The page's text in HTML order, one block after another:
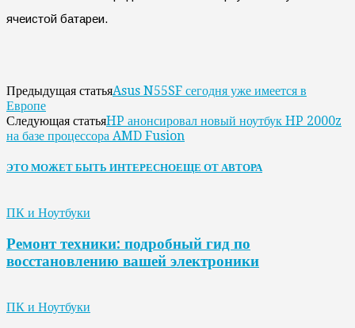
ячеистой батареи.
Предыдущая статьяAsus N55SF сегодня уже имеется в
Европе
Следующая статьяHP анонсировал новый ноутбук HP 2000z
на базе процессора AMD Fusion
ЭТО МОЖЕТ БЫТЬ ИНТЕРЕСНОЕЩЕ ОТ АВТОРА
ПК и Ноутбуки
Ремонт техники: подробный гид по
восстановлению вашей электроники
ПК и Ноутбуки